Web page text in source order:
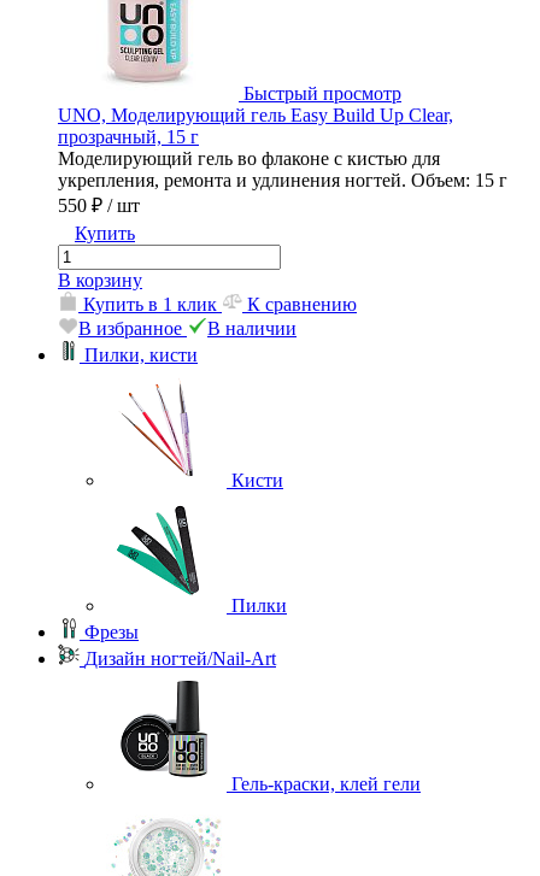
Быстрый просмотр
UNO, Моделирующий гель Easy Build Up Clear,
прозрачный, 15 г
Моделирующий гель во флаконе с кистью для
укрепления, ремонта и удлинения ногтей. Объем: 15 г
550 ₽ / шт
Купить
В корзину
Купить в 1 клик
К сравнению
В избранное
В наличии
Пилки, кисти
Кисти
Пилки
Фрезы
Дизайн ногтей/Nail-Art
Гель-краски, клей гели